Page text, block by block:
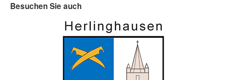
Besuchen Sie auch